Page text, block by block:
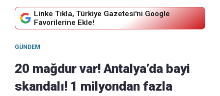
Linke Tıkla, Türkiye Gazetesi'ni Google
Favorilerine Ekle!
GÜNDEM
20 mağdur var! Antalya’da bayi
skandalı! 1 milyondan fazla